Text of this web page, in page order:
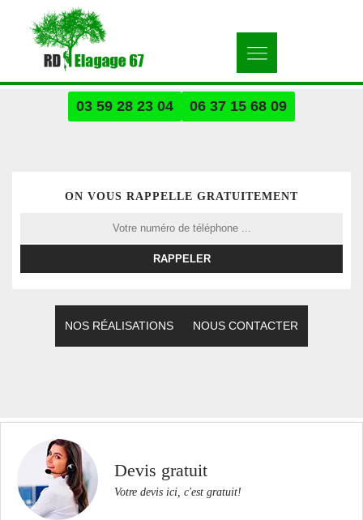
03 59 28 23 04 06 37 15 68 09
ON VOUS RAPPELLE GRATUITEMENT
NOS RÉALISATIONS NOUS CONTACTER
Devis gratuit
Votre devis ici, c'est gratuit!